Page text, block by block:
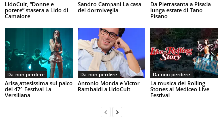
LidoCult, “Donne e
potere” stasera a Lido di
Camaiore
Sandro Campani La casa
del dormiveglia
Da Pietrasanta a Pisa:la
lunga estate di Tano
Pisano
Da non perdere
Arisa,attesissima sul palco
del 47° Festival La
Versiliana
Da non perdere
Antonio Monda e Victor
Rambaldi a LidoCult
Da non perdere
La musica dei Rolling
Stones al Mediceo Live
Festival